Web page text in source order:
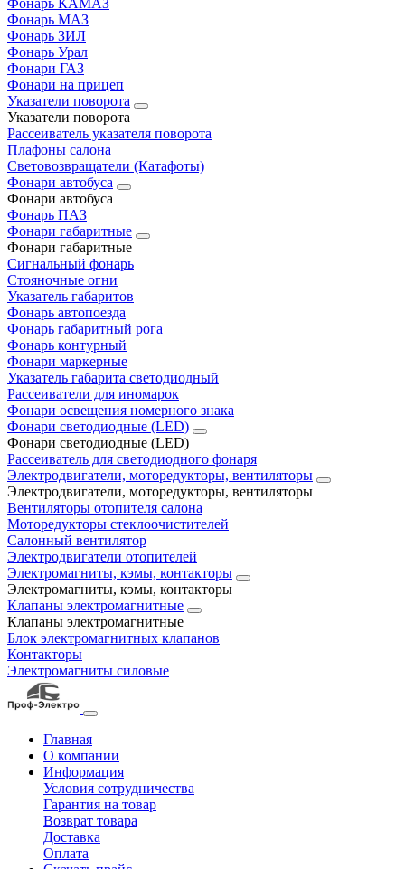
Фонарь КАМАЗ
Фонарь МАЗ
Фонарь ЗИЛ
Фонарь Урал
Фонари ГАЗ
Фонари на прицеп
Указатели поворота
Указатели поворота
Рассеиватель указателя поворота
Плафоны салона
Световозвращатели (Катафоты)
Фонари автобуса
Фонари автобуса
Фонарь ПАЗ
Фонари габаритные
Фонари габаритные
Сигнальный фонарь
Стояночные огни
Указатель габаритов
Фонарь автопоезда
Фонарь габаритный рога
Фонарь контурный
Фонари маркерные
Указатель габарита светодиодный
Рассеиватели для иномарок
Фонари освещения номерного знака
Фонари светодиодные (LED)
Фонари светодиодные (LED)
Рассеиватель для светодиодного фонаря
Электродвигатели, моторедукторы, вентиляторы
Электродвигатели, моторедукторы, вентиляторы
Вентиляторы отопителя салона
Моторедукторы стеклоочистителей
Салонный вентилятор
Электродвигатели отопителей
Электромагниты, кэмы, контакторы
Электромагниты, кэмы, контакторы
Клапаны электромагнитные
Клапаны электромагнитные
Блок электромагнитных клапанов
Контакторы
Электромагниты силовые
Главная
О компании
Информация
Условия сотрудничества
Гарантия на товар
Возврат товара
Доставка
Оплата